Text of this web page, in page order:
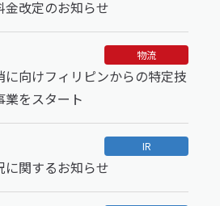
改定のお知らせ
物流
に向けフィリピンからの特定技
をスタート
IR
に関するお知らせ